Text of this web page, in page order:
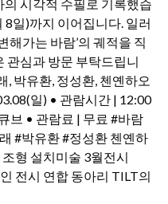
전시 연합 동아리 TILT의